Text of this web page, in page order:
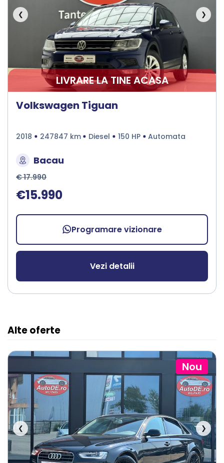
❮ ❯
LIVRARE LA TINE ACASA
Volkswagen Tiguan
2018 247847 km Diesel 150 HP Automata
Bacau
€ 17.990
€15.990
Programare vizionare
Vezi detalii
Alte oferte
Nou
❮ ❯